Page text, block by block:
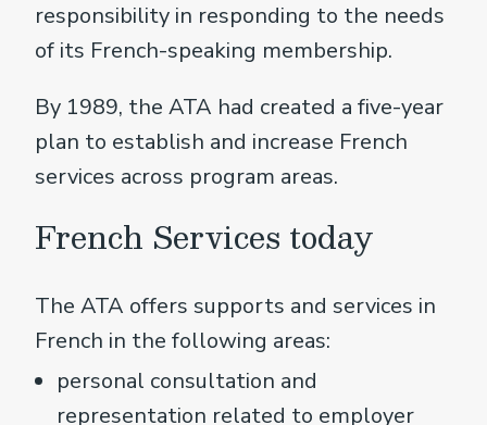
responsibility in responding to the needs
of its French-speaking membership.
By 1989, the ATA had created a five-year
plan to establish and increase French
services across program areas.
French Services today
The ATA offers supports and services in
French in the following areas:
personal consultation and
representation related to employer